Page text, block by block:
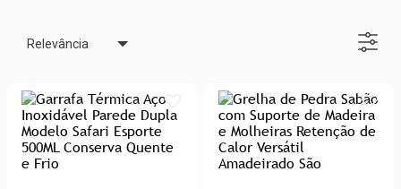
Relevância